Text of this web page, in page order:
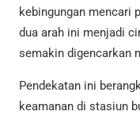
kebingungan mencari
dua arah ini menjadi
semakin digencarkan
Pendekatan ini
keamanan di stasiun